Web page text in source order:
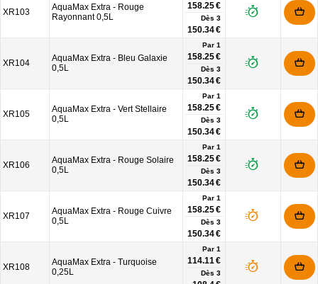
XR103
AquaMax Extra - Rouge
Rayonnant 0,5L
158.25 €
Dès 3
150.34 €
XR104
AquaMax Extra - Bleu Galaxie
0,5L
Par 1
158.25 €
Dès 3
150.34 €
XR105
AquaMax Extra - Vert Stellaire
0,5L
Par 1
158.25 €
Dès 3
150.34 €
XR106
AquaMax Extra - Rouge Solaire
0,5L
Par 1
158.25 €
Dès 3
150.34 €
XR107
AquaMax Extra - Rouge Cuivre
0,5L
Par 1
158.25 €
Dès 3
150.34 €
XR108
AquaMax Extra - Turquoise
0,25L
Par 1
114.11 €
Dès 3